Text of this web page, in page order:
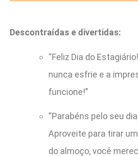
Descontraídas e divertidas:
“Feliz Dia do
nunca esfrie e a
funcione!”
“Parabéns pelo seu
Aproveite para tirar
do almoço, você